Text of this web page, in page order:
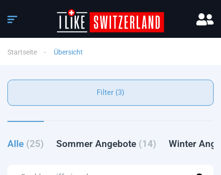
Startseite Übersicht
Filter (3)
Alle (25) Sommer Angebote (14) Winter